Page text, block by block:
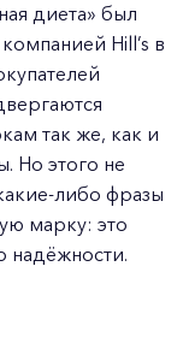
диета» был
Hill’s в
так же, как и
Но этого не
либо фразы
марку: это
надёжности.